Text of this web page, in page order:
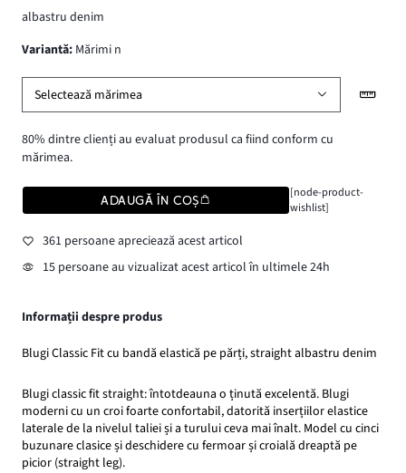
albastru denim
variantă: Mărimi n
Selectează mărimea
80% dintre clienți au evaluat produsul ca fiind conform cu
mărimea.
ADAUGĂ ÎN COȘ
[node-product-
wishlist]
361 persoane apreciează acest articol
15 persoane au vizualizat acest articol în ultimele 24h
Informații despre produs
Blugi Classic Fit cu bandă elastică pe părți, straight albastru denim
Blugi classic fit straight: întotdeauna o ținută excelentă. Blugi
moderni cu un croi foarte confortabil, datorită inserțiilor elastice
laterale de la nivelul taliei și a turului ceva mai înalt. Model cu cinci
buzunare clasice și deschidere cu fermoar și croială dreaptă pe
picior (straight leg).